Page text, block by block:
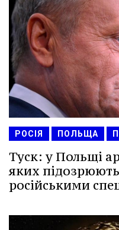
РОСІЯ ПОЛЬЩА
Туск: у Польщі
яких підозрюють
російськими